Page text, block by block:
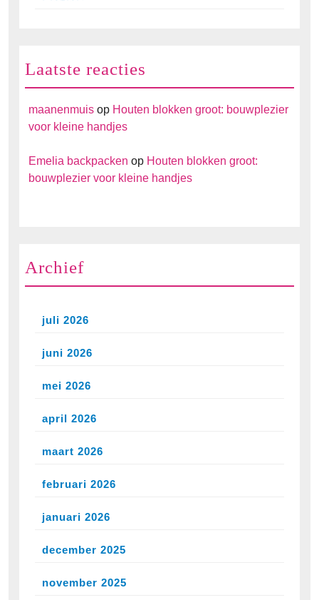
Laatste reacties
maanenmuis op Houten blokken groot: bouwplezier
voor kleine handjes
Emelia backpacken op Houten blokken groot:
bouwplezier voor kleine handjes
Archief
juli 2026
juni 2026
mei 2026
april 2026
maart 2026
februari 2026
januari 2026
december 2025
november 2025